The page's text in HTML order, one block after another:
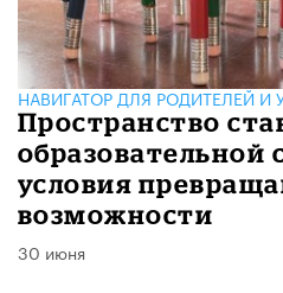
НАВИГАТОР ДЛЯ РОДИТЕЛЕЙ И
Пространство
образовательной
условия
возможности
30 июня